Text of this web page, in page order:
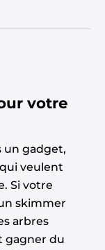
votre
un gadget,
veulent
Si votre
skimmer
arbres
gagner du